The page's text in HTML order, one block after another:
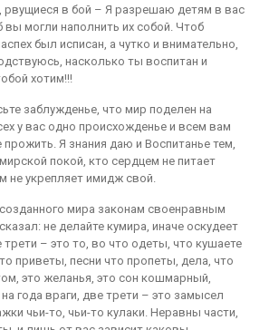
рвущиеся в бой – Я разрешаю детям в вас
вы могли наполнить их собой. Чтоб
был исписан, а чутко и внимательно,
насколько ты воспитан и
хотим!!!
заблужденье, что мир поделен на
у вас одно происхожденье и всем вам
прожить. Я знания даю и Воспитанье тем,
покой, кто сердцем не питает
не укрепляет имидж свой.
мира законам своенравным
не делайте кумира, иначе оскудеет
– это то, во что одеты, что кушаете
приветы, песни что пропеты, дела, что
это желанья, это сон кошмарный,
года враги, две трети – это замысел
чьи-то, чьи-то кулаки. Неравны части,